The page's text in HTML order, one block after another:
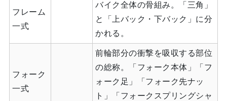
フレーム
一式
バイク全体の骨組み。「三角」
と「上バック・下バック」に分
かれる。
フォーク
一式
前輪部分の衝撃を吸収する部位
の総称。「フォーク本体」「フ
ォーク足」「フォーク先ナッ
ト」「フォークスプリングシャ